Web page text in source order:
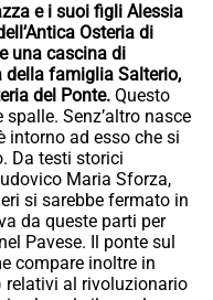
e i suoi figli Alessia
Osteria di
una cascina di
della famiglia Salterio,
del Ponte. Questo
Senz’altro nasce
intorno ad esso che si
Da testi storici
Maria Sforza,
si sarebbe fermato in
da queste parti per
Pavese. Il ponte sul
compare inoltre in
al rivoluzionario